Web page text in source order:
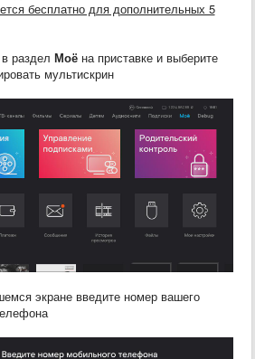
бесплатно для дополнительных 5
раздел Моёна приставке и выберите
мультискрин
экране введите номер вашего